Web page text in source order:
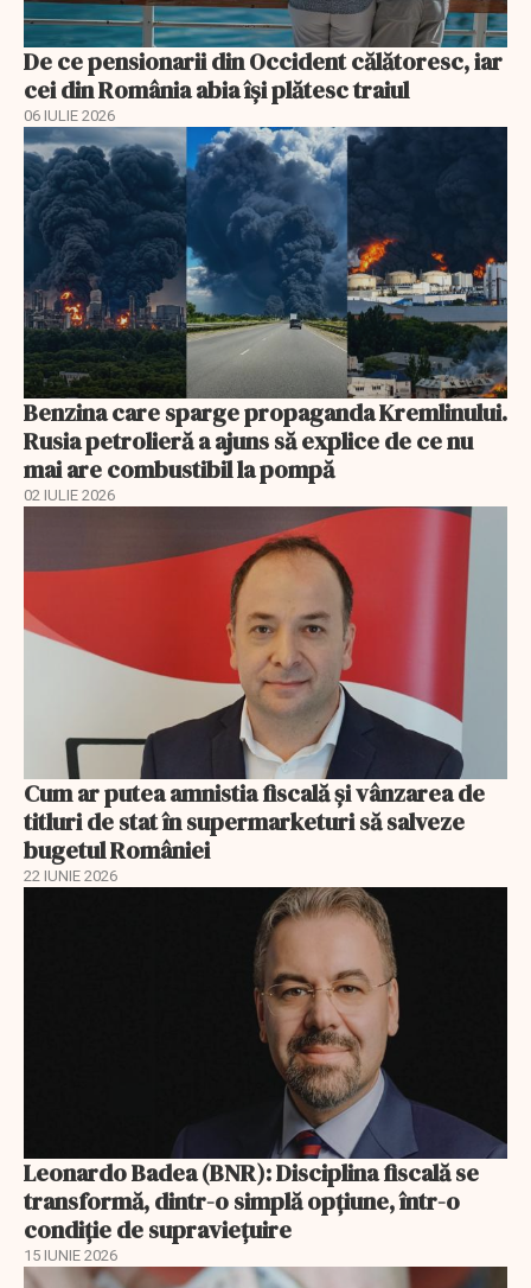
De ce pensionarii din Occident călătoresc, iar
cei din România abia își plătesc traiul
06 IULIE 2026
Benzina care sparge propaganda Kremlinului.
Rusia petrolieră a ajuns să explice de ce nu
mai are combustibil la pompă
02 IULIE 2026
Cum ar putea amnistia fiscală și vânzarea de
titluri de stat în supermarketuri să salveze
bugetul României
22 IUNIE 2026
Leonardo Badea (BNR): Disciplina fiscală se
transformă, dintr-o simplă opțiune, într-o
condiție de supraviețuire
15 IUNIE 2026